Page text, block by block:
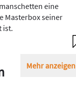
eine
Masterbox seiner
ist.
Mehr anzeigen